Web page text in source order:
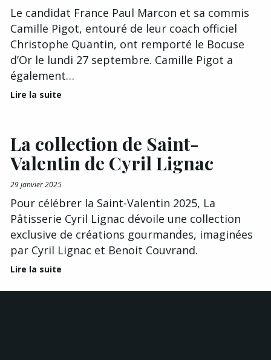
Le candidat France Paul Marcon et sa commis
Camille Pigot, entouré de leur coach officiel
Christophe Quantin, ont remporté le Bocuse
d’Or le lundi 27 septembre. Camille Pigot a
également…
Lire la suite
La collection de Saint-
Valentin de Cyril Lignac
29 janvier 2025
Pour célébrer la Saint-Valentin 2025, La
Pâtisserie Cyril Lignac dévoile une collection
exclusive de créations gourmandes, imaginées
par Cyril Lignac et Benoit Couvrand.
Lire la suite